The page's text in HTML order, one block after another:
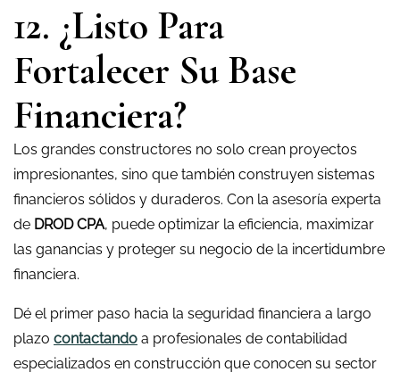
12. ¿Listo Para
Fortalecer Su Base
Financiera?
Los grandes constructores no solo crean proyectos
impresionantes, sino que también construyen sistemas
financieros sólidos y duraderos. Con la asesoría experta
de DROD CPA, puede optimizar la eficiencia, maximizar
las ganancias y proteger su negocio de la incertidumbre
financiera.
Dé el primer paso hacia la seguridad financiera a largo
plazo contactando a profesionales de contabilidad
especializados en construcción que conocen su sector